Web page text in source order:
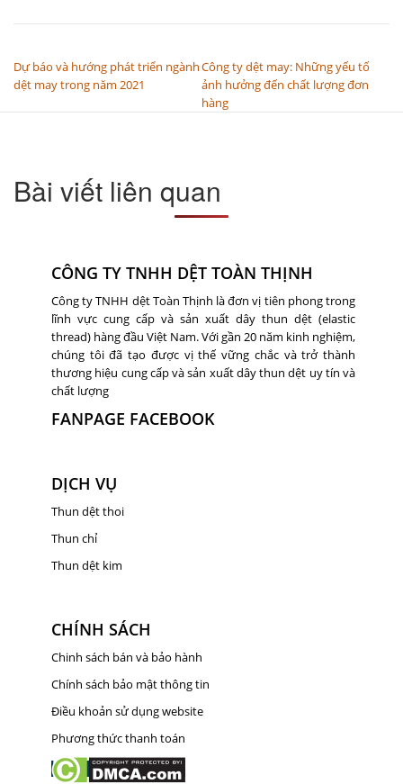
Dự báo và hướng phát triển ngành
dệt may trong năm 2021
Công ty dệt may: Những yếu tố
ảnh hưởng đến chất lượng đơn
hàng
Bài viết liên quan
CÔNG TY TNHH DỆT TOÀN THỊNH
Công ty TNHH dệt Toàn Thịnh là đơn vị tiên phong trong
lĩnh vực cung cấp và sản xuất dây thun dệt (elastic
thread) hàng đầu Việt Nam. Với gần 20 năm kinh nghiệm,
chúng tôi đã tạo được vị thế vững chắc và trở thành
thương hiệu cung cấp và sản xuất dây thun dệt uy tín và
chất lượng
FANPAGE FACEBOOK
DỊCH VỤ
Thun dệt thoi
Thun chỉ
Thun dệt kim
CHÍNH SÁCH
Chinh sách bán và bảo hành
Chính sách bảo mật thông tin
Điều khoản sử dụng website
Phương thức thanh toán